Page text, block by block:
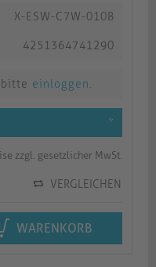
X-ESW-C7W-010B
4251364741290
einloggen.
*
zzgl. gesetzlicher MwSt.
VERGLEICHEN
WARENKORB